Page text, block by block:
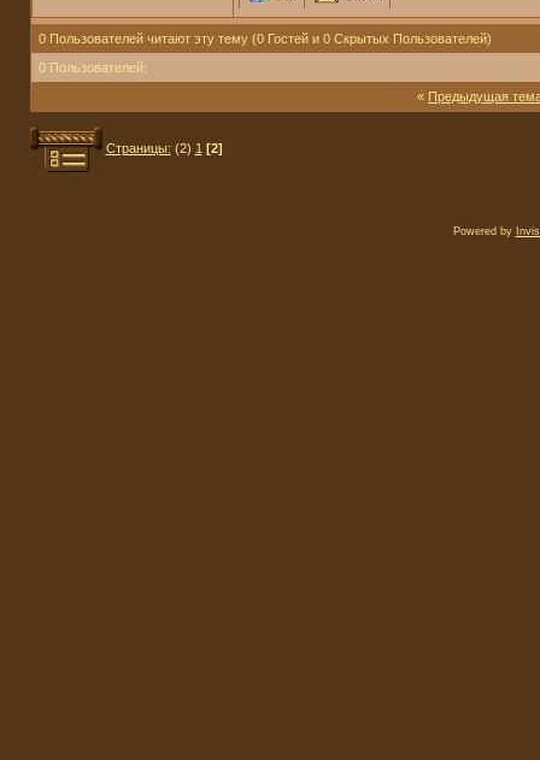
0 Пользователей читают эту тему (0 Гостей и 0 Скрытых Пользователей)
0 Пользователей:
« Предыдущая
Страницы: (2) 1 [2]
Powered by